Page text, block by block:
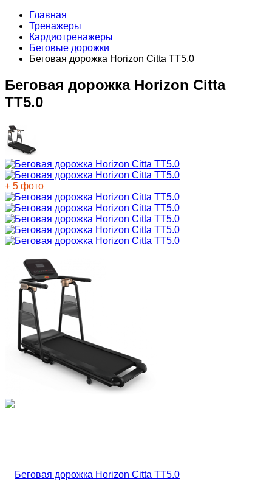
Главная
Тренажеры
Кардиотренажеры
Беговые дорожки
Беговая дорожка Horizon Citta TT5.0
Беговая дорожка Horizon Citta
TT5.0
+ 5 фото